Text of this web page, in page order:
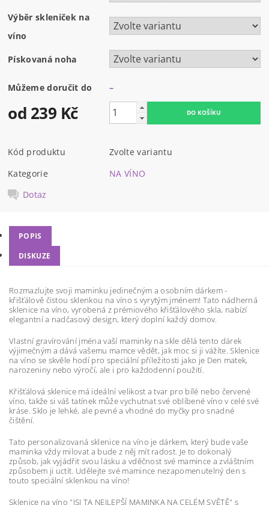
Výběr skleniček na
víno
Pískovaná noha
Můžeme doručit do –
od 239 Kč
Kód produktu
Zvolte variantu
Kategorie
NA VÍNO
Dotaz
POPIS
DISKUZE
Rozmazlujte svoji maminku jedinečným a osobním dárkem -
křišťálově čistou sklenkou na víno s vyrytým jménem! Tato nádherná
sklenice na víno, vyrobená z prémiového křišťálového skla, nabízí
elegantní a nadčasový design, který doplní každý domov.
Vlastní gravírování jména vaší maminky na skle dělá tento dárek
výjimečným a dává vašemu mamce vědět, jak moc si ji vážíte. Sklenice
na víno se skvěle hodí pro speciální příležitosti jako je Den matek,
narozeniny nebo výročí, ale i pro každodenní použití.
Křišťálová sklenice má ideální velikost a tvar pro bílé nebo červené
víno, takže si váš tatínek může vychutnat své oblíbené víno v celé své
kráse. Sklo je lehké, ale pevné a vhodné do myčky pro snadné
čištění.
Tato personalizovaná sklenice na víno je dárkem, který bude vaše
maminka vždy milovat a bude z něj mít radost. Je to dokonalý
způsob, jak vyjádřit svou lásku a vděčnost své mamince a zvláštním
způsobem ji uctít. Udělejte své mamince nezapomenutelný den s
touto speciální sklenkou na víno!
Sklenice na víno "JSI TA NEJLEPŠÍ MAMINKA NA CELÉM SVĚTĚ" s